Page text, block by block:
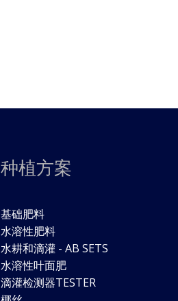
种植方案
基础肥料
水溶性肥料
水耕和滴灌 - AB SETS
水溶性叶面肥
滴灌检测器TESTER